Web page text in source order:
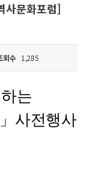
사문화포럼]
회수 1,285
는
」 사전행사